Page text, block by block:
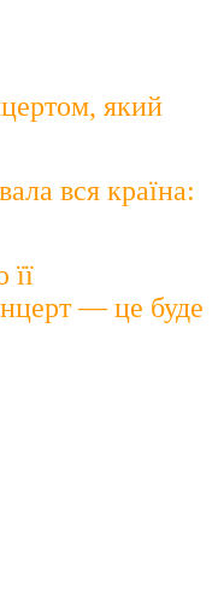
який
вся країна:
її
— це буде